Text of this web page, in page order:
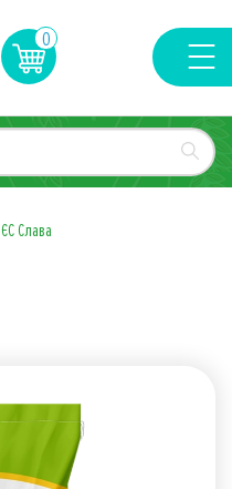
0
ЄС Слава